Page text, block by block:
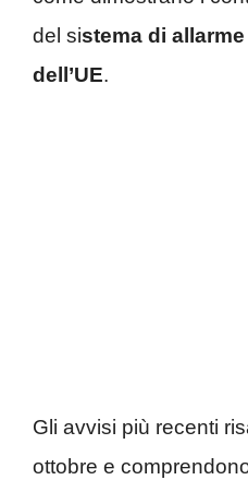
del sistema di
dell’UE.
Gli avvisi più recenti
ottobre e